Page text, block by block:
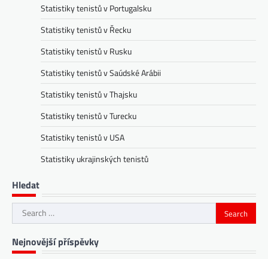
Statistiky tenistů v Portugalsku
Statistiky tenistů v Řecku
Statistiky tenistů v Rusku
Statistiky tenistů v Saúdské Arábii
Statistiky tenistů v Thajsku
Statistiky tenistů v Turecku
Statistiky tenistů v USA
Statistiky ukrajinských tenistů
Hledat
Search
for:
Nejnovější příspěvky